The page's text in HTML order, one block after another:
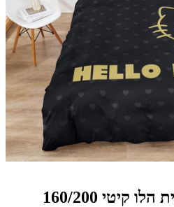
קיטי 160/200